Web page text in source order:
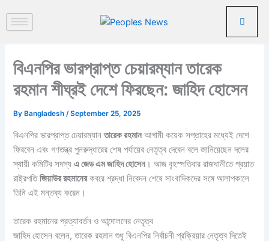
বিএনপির ভারপ্রাপ্ত চেয়ারম্যান তারেক
রহমান শীঘ্রই দেশে ফিরছেন: জাহিদ হোসেন
By Bangladesh/September 25, 2025
বিএনপির ভারপ্রাপ্ত চেয়ারম্যানতারেক রহমানআগামী কয়েক সপ্তাহের মধ্যেই দেশে
ফিরবেন এবং গণতন্ত্র পুনরুদ্ধারের শেষ পর্যায়ের নেতৃত্ব দেবেন বলে জানিয়েছেন দলের
স্থায়ী কমিটির সদস্যএ জেড এম জাহিদ হোসেন। আজ বৃহস্পতিবার রাজধানীতে প্রয়াত
রাষ্ট্রপতিজিয়াউর রহমানেরকবরে শ্রদ্ধা নিবেদন শেষে সাংবাদিকদের সঙ্গে আলাপকালে
তিনি এই মন্তব্য করেন।
তারেক রহমানের প্রত্যাবর্তন ও আন্দোলনের নেতৃত্ব
জাহিদ হোসেন বলেন, তারেক রহমান শুধু বিএনপির নির্বাচনী প্রক্রিয়ার নেতৃত্ব দিতেই
রা
ত
ব
র